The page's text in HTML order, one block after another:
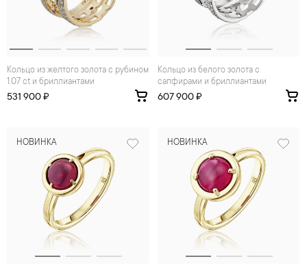
Кольцо из желтого золота с рубином
1.07 ct и бриллиантами
531 900 ₽
Кольцо из белого золота с
сапфирами и бриллиантами
607 900 ₽
НОВИНКА НОВИНКА